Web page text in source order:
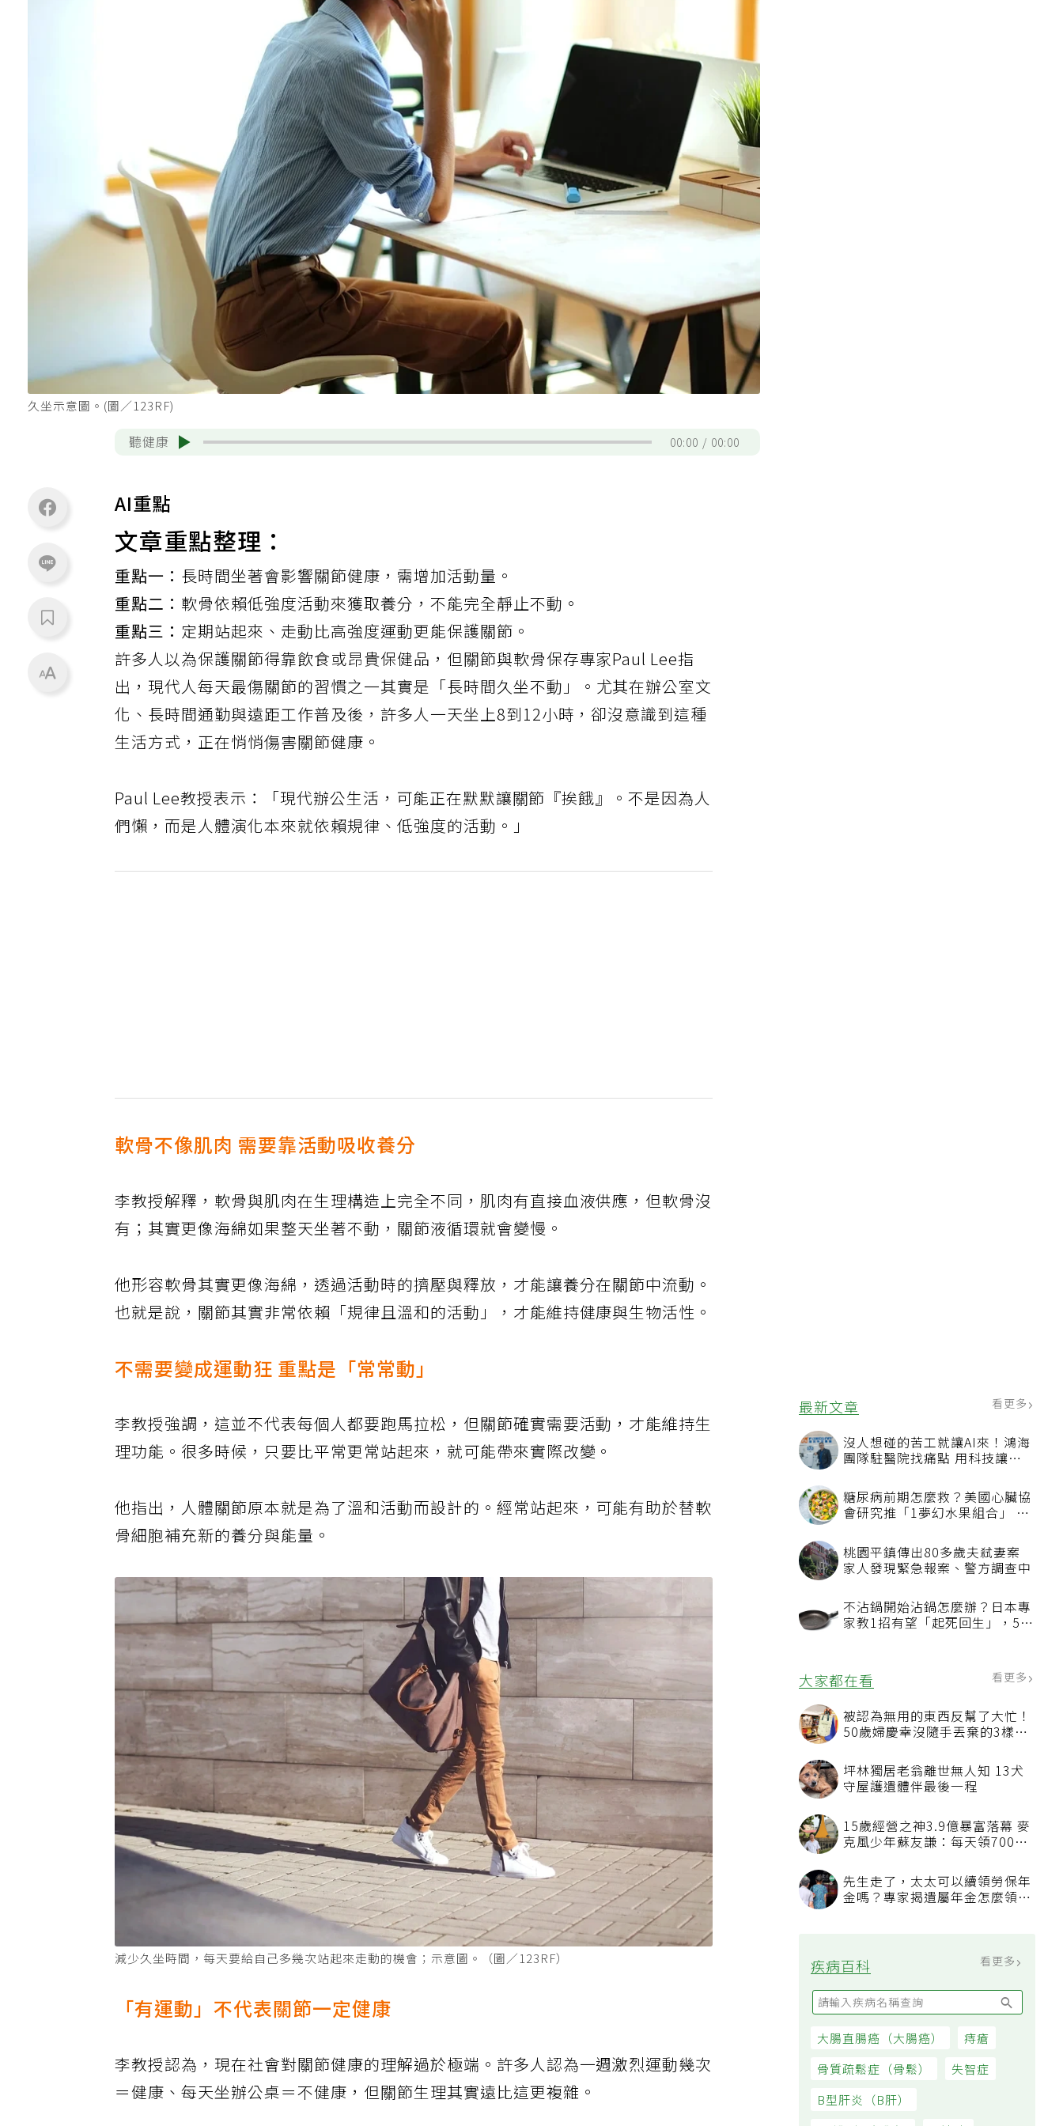
最新文章 看更多
沒人想碰的苦工就讓AI來！鴻海
團隊駐醫院找痛點 用科技讓醫
糖尿病前期怎麼救？美國心臟協
會研究推「1夢幻水果組合」 酪
桃園平鎮傳出80多歲夫弒妻案
家人發現緊急報案、警方調查中
不沾鍋開始沾鍋怎麼辦？日本專
家教1招有望「起死回生」，5情
大家都在看
被認為無用的東西反幫了大忙！
50歲婦慶幸沒隨手丟棄的3樣物
品
坪林獨居老翁離世無人知 13犬
15歲經營之神3.9億暴富落幕 麥
過日子
先生走了，太太可以續領勞保年
疾病百科
久坐示意圖。(圖／123RF)
聽健康 00:00 00:00
AI重點
文章重點整理：
重點一： 長時間坐著會影響關節健康，需增加活動量。
重點二： 軟骨依賴低強度活動來獲取養分，不能完全靜止不動。
重點三： 定期站起來、走動比高強度運動更能保護關節。
許多人以為保護關節得靠飲食或昂貴保健品，但關節與軟骨保存專家Paul Lee指
出 ，現代人每天最傷關節的習慣之一其實是「長時間久坐不動」。尤其在辦公室文
化、長時間通勤與遠距工作普及後，許多人一天坐上8到12小時，卻沒意識到這種
生活方式，正在悄悄傷害關節健康。
Paul Lee教授表示：「現代辦公生活，可能正在默默讓關節『挨餓』。不是因為人
們懶，而是人體演化本來就依賴規律、低強度的活動。」
軟骨不像肌肉 需要靠活動吸收養分
李教授解釋，軟骨與肌肉在生理構造上完全不同，肌肉有直接血液供應，但軟骨沒
有；其實更像海綿如果整天坐著不動，關節液循環就會變慢。
他形容軟骨其實更像海綿，透過活動時的擠壓與釋放，才能讓養分在關節中流動。
也就是說，關節其實非常依賴「規律且溫和的活動」，才能維持健康與生物活性。
不需要變成運動狂 重點是「常常動」
李教授強調，這並不代表每個人都要跑馬拉松，但關節確實需要活動，才能維持生
理功能。很多時候，只要比平常更常站起來，就可能帶來實際改變。
他指出，人體關節原本就是為了溫和活動而設計的。經常站起來，可能有助於替軟
骨細胞補充新的養分與能量。
「有運動」不代表關節一定健康
李教授認為，現在社會對關節健康的理解過於極端。許多人認為一週激烈運動幾次
＝健康、每天坐辦公桌＝不健康，但關節生理其實遠比這更複雜。